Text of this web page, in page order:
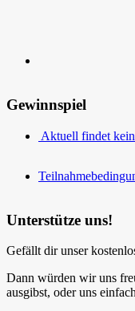
Gewinnspiel
Aktuell findet
Unterstütze uns!
Gefällt dir unser
Dann würden wir uns
ausgibst, oder uns